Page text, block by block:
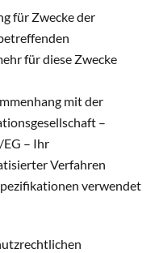
für Zwecke der
für diese Zwecke
mit der
–
– Ihr
Verfahren
verwendet